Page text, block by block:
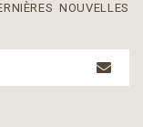
NOUVELLES